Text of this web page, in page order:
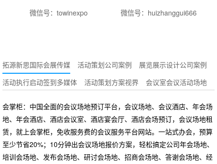
微信号：towinexpo 微信号：huizhanggui666
拓源新思国际会展传媒 活动策划公司案例
展览展示设计公司案例
活动执行启动签到多媒体
活动策划方案视界 会议室会议活动场地
会掌柜：中国全面的会议场地预订平台，会议场地、会议酒店、年会场
地、年会酒店、酒店会议室、酒店宴会厅、酒店会场预订，会议场地租
赁，就上会掌柜，免收服务费的会议服务平台网站。一站式办会，预算
至少节省20%；10分钟出会议场地报价方案，轻松搞定公司年会场地、
培训会场地、发布会场地、研讨会场地、招商会场地、答谢会场地、经